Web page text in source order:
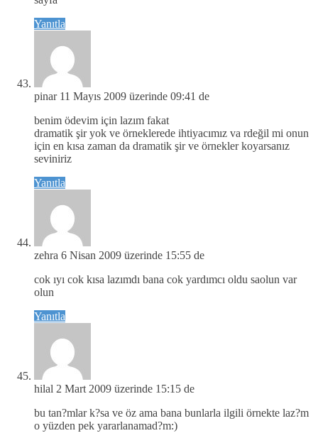
Yanıtla
pinar 11 Mayıs 2009 üzerinde 09:41 de
benim ödevim için lazım fakat
dramatik şir yok ve örneklerede ihtiyacımız va rdeğil mi onun
için en kısa zaman da dramatik şir ve örnekler koyarsanız
seviniriz
Yanıtla
zehra 6 Nisan 2009 üzerinde 15:55 de
cok ıyı cok kısa lazımdı bana cok yardımcı oldu saolun var
olun
Yanıtla
hilal 2 Mart 2009 üzerinde 15:15 de
bu tan?mlar k?sa ve öz ama bana bunlarla ilgili örnekte laz?m
o yüzden pek yararlanamad?m:)